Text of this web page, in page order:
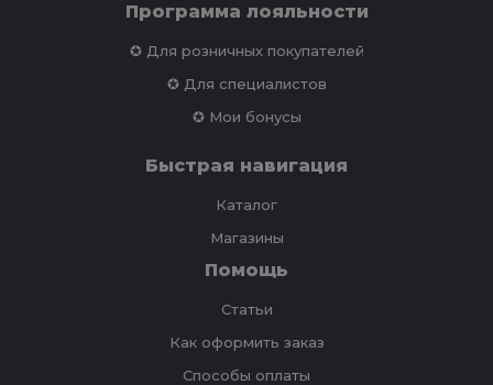
Программа лояльности
✪ Для розничных покупателей
✪ Для специалистов
✪ Мои бонусы
Быстрая навигация
Каталог
Магазины
Помощь
Статьи
Как оформить заказ
Способы оплаты